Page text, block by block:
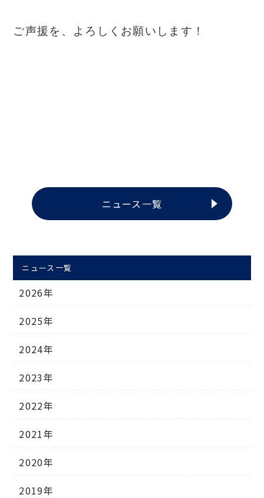
ご声援を、よろしくお願いします！
ニュース一覧
ニュース一覧
2026年
2025年
2024年
2023年
2022年
2021年
2020年
2019年